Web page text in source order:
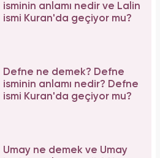
isminin anlamı nedir ve Lalin
ismi Kuran'da geçiyor mu?
Defne ne demek? Defne
isminin anlamı nedir? Defne
ismi Kuran'da geçiyor mu?
Umay ne demek ve Umay